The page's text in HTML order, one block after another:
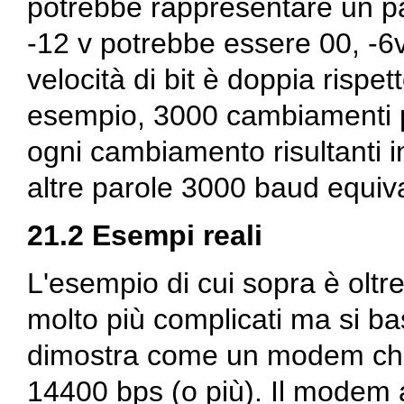
potrebbe rappresentare un
-12 v potrebbe essere 00, -
velocità di bit è doppia
esempio, 3000
ogni cambiamento risultanti
altre parole 3000 baud
21.2 Esempi reali
L'esempio di cui sopra è
molto più complicati ma si
dimostra come un modem
14400 bps (o più). Il